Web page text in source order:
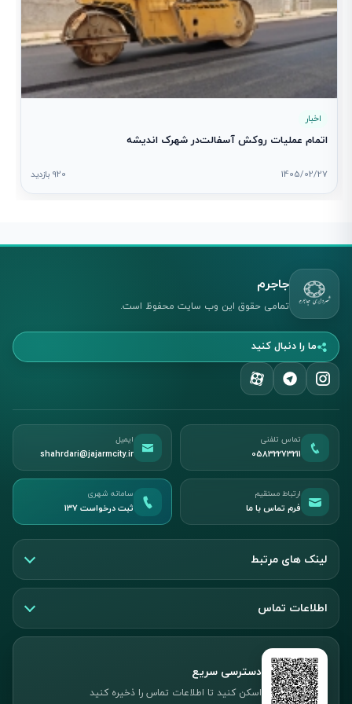
اخبار
اتمام عملیات روکش آسفالت‌در شهرک اندیشه
1405/02/27 920 بازدید
جاجرم
تمامی حقوق این وب سایت محفوظ است.
ما را دنبال کنید
تماس تلفنی
05832273211
ایمیل
shahrdari@jajarmcity.ir
ارتباط مستقیم
فرم تماس با ما
سامانه شهری
ثبت درخواست ۱۳۷
لینک های مرتبط
اطلاعات تماس
دسترسی سریع
اسکن کنید تا اطلاعات تماس را ذخیره کنید